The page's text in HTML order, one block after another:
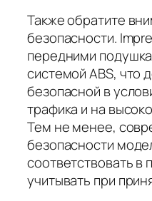
Также обратите
безопасности.
передними
системой ABS, что
безопасной в
трафика и на
Тем не менее,
безопасности
соответствовать в
учитывать при